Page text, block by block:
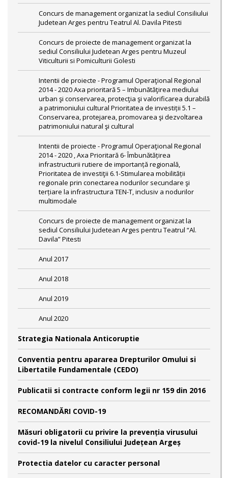
Concurs de management organizat la sediul Consiliului
Judetean Arges pentru Teatrul Al. Davila Pitesti
Concurs de proiecte de management organizat la
sediul Consiliului Judetean Arges pentru Muzeul
Viticulturii si Pomiculturii Golesti
Intentii de proiecte - Programul Operaţional Regional
2014 - 2020 Axa prioritară 5 – Imbunătăţirea mediului
urban şi conservarea, protecţia şi valorificarea durabilă
a patrimoniului cultural Prioritatea de investiții 5.1 –
Conservarea, protejarea, promovarea şi dezvoltarea
patrimoniului natural şi cultural
Intentii de proiecte - Programul Operaţional Regional
2014 - 2020 , Axa Prioritară 6- Îmbunătățirea
infrastructurii rutiere de importanță regională,
Prioritatea de investiţii 6.1-Stimularea mobilității
regionale prin conectarea nodurilor secundare şi
terțiare la infrastructura TEN-T, inclusiv a nodurilor
multimodale
Concurs de proiecte de management organizat la
sediul Consiliului Judetean Arges pentru Teatrul “Al.
Davila” Pitesti
Anul 2017
Anul 2018
Anul 2019
Anul 2020
Strategia Nationala Anticoruptie
Conventia pentru apararea Drepturilor Omului si
Libertatile Fundamentale (CEDO)
Publicatii si contracte conform legii nr 159 din 2016
RECOMANDĂRI COVID-19
Măsuri obligatorii cu privire la prevenția virusului
covid-19 la nivelul Consiliului Județean Argeș
Protectia datelor cu caracter personal